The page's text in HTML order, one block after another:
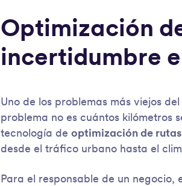
Optimización
incertidumbre
Uno de los problemas más viejos
problema no es cuántos kilómetros
tecnología de optimización de rutas
desde el tráfico urbano hasta el
Para el responsable de un negocio,